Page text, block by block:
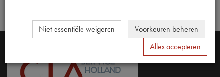
Niet-essentiële weigeren
Voorkeuren beheren
Alles accepteren